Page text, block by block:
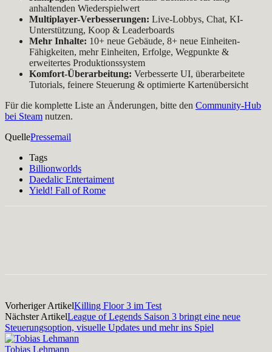
anhaltenden Wiederspielwert
Multiplayer-Verbesserungen: Live-Lobbys, Chat, KI-
Unterstützung, Koop & Leaderboards
Mehr Inhalte: 10+ neue Gebäude, 8+ neue Einheiten-
Fähigkeiten, mehr Einheiten, Erfolge, Wegpunkte &
erweitertes Produktionssystem
Komfort-Überarbeitung: Verbesserte UI, überarbeitete
Tutorials, feinere Steuerung & optimierte Kartenübersicht
Für die komplette Liste an Änderungen, bitte den Community-Hub
bei Steam nutzen.
QuellePressemail
Tags
Billionworlds
Daedalic Entertaiment
Yield! Fall of Rome
Vorheriger ArtikelKilling Floor 3 im Test
Nächster ArtikelLeague of Legends Saison 3 bringt eine neue
Steuerungsoption, visuelle Updates und mehr ins Spiel
Tobias Lehmann